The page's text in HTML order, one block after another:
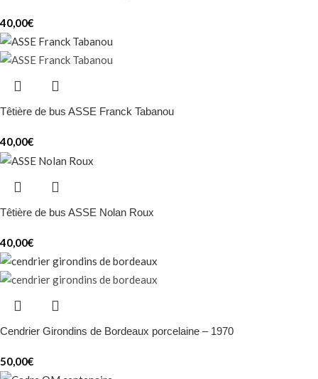
40,00€
Têtière de bus ASSE Franck Tabanou
40,00€
Têtière de bus ASSE Nolan Roux
40,00€
Cendrier Girondins de Bordeaux porcelaine – 1970
50,00€